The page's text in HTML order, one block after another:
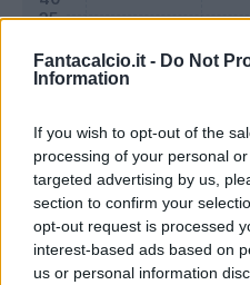
Fantacalcio.it - Do Not
Information
If you wish to opt-out of the
processing of your personal
targeted advertising by us,
section to confirm your
opt-out request is processed
interest-based ads based on
us or personal information
Classic